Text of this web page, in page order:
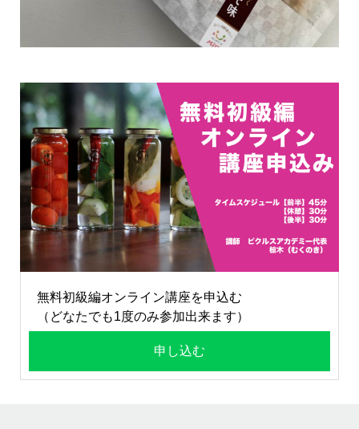
無料初級編オンライン講座を申込む
（どなたでも1度のみ参加出来ます）
申し込む